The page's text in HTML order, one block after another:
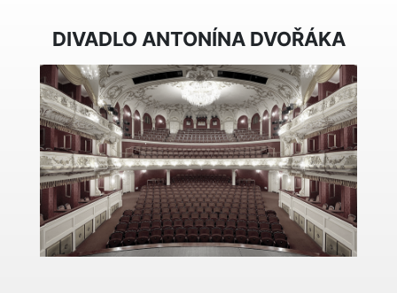
DIVADLO ANTONÍNA DVOŘÁKA